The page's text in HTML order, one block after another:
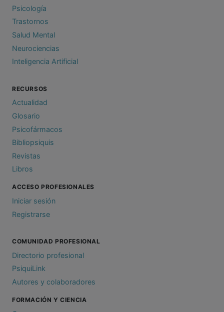
Psicología
Trastornos
Salud Mental
Neurociencias
Inteligencia Artificial
RECURSOS
Actualidad
Glosario
Psicofármacos
Bibliopsiquis
Revistas
Libros
ACCESO PROFESIONALES
Iniciar sesión
Registrarse
COMUNIDAD PROFESIONAL
Directorio profesional
PsiquiLink
Autores y colaboradores
FORMACIÓN Y CIENCIA